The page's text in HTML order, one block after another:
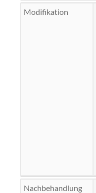
Modifikation
Nachbehandlung